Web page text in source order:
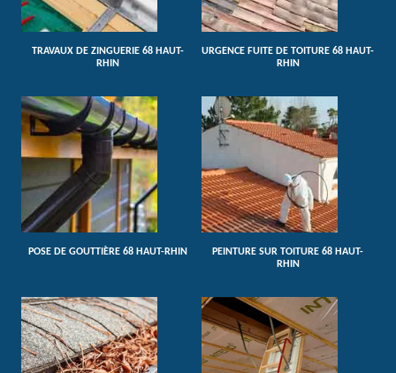
TRAVAUX DE ZINGUERIE 68 HAUT-
RHIN
URGENCE FUITE DE TOITURE 68 HAUT-
RHIN
POSE DE GOUTTIÈRE 68 HAUT-RHIN
PEINTURE SUR TOITURE 68 HAUT-
RHIN